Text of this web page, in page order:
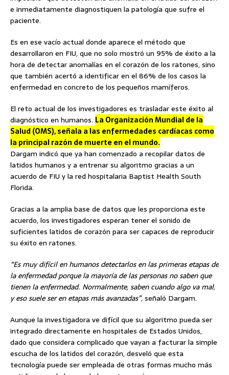
e inmediatamente diagnostiquen la patología que sufre el
paciente.
Es en ese vacío actual donde aparece el método que
desarrollaron en FIU, que no solo mostró un 95% de éxito a la
hora de detectar anomalías en el corazón de los ratones, sino
que también acertó a identificar en el 86% de los casos la
enfermedad en concreto de los pequeños mamíferos.
El reto actual de los investigadores es trasladar este éxito al
diagnóstico en humanos. La Organización Mundial de la
Salud (OMS), señala a las enfermedades cardíacas como
la principal razón de muerte en el mundo.
Dargam indicó que ya han comenzado a recopilar datos de
latidos humanos y a entrenar su algoritmo gracias a un
acuerdo de FIU y la red hospitalaria Baptist Health South
Florida.
Gracias a la amplia base de datos que les proporciona este
acuerdo, los investigadores esperan tener el sonido de
suficientes latidos de corazón para ser capaces de reproducir
su éxito en ratones.
“Es muy difícil en humanos detectarlos en las primeras etapas de
la enfermedad porque la mayoría de las personas no saben que
tienen la enfermedad. Normalmente, saben cuando algo va mal,
y eso suele ser en etapas más avanzadas”,señaló Dargam.
Aunque la investigadora ve difícil que su algoritmo pueda ser
integrado directamente en hospitales de Estados Unidos,
dado que considera complicado que vayan a facturar la simple
escucha de los latidos del corazón, desveló que esta
tecnología puede ser empleada de otras formas mucho más